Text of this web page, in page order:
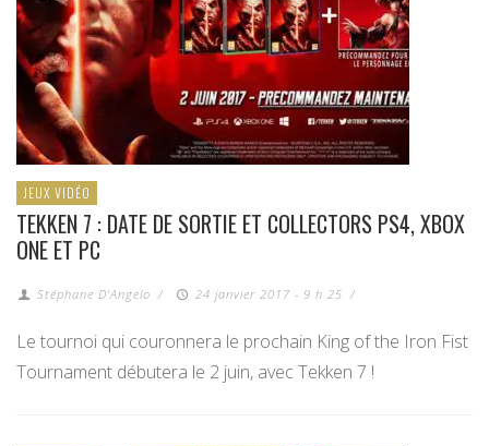
JEUX VIDÉO
TEKKEN 7 : DATE DE SORTIE ET COLLECTORS PS4, XBOX
ONE ET PC
Stéphane D'Angelo / 24 janvier 2017 - 9 h 25 /
Le tournoi qui couronnera le prochain King of the Iron Fist
Tournament débutera le 2 juin, avec Tekken 7 !